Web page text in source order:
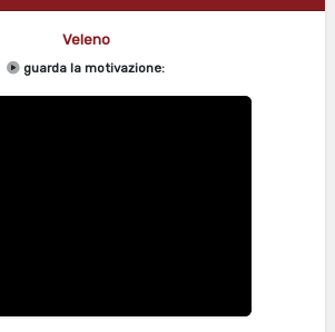
Veleno
guarda la motivazione: